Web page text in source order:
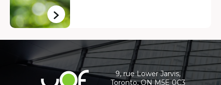
details
Université9, rue Lower Jarvis,
Toronto, ON M5E 0C3